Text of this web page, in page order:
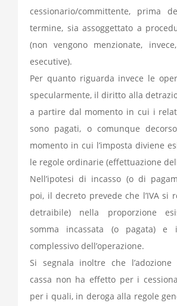
cessionario/committente, prima
termine, sia assoggettato a
(non vengono menzionate,
esecutive).
Per quanto riguarda invece le
specularmente, il diritto alla
a partire dal momento in cui i
sono pagati, o comunque
momento in cui l’imposta diviene
le regole ordinarie (effettuazione
Nell’ipotesi di incasso (o di
poi, il decreto prevede che l’IVA si
detraibile) nella proporzione
somma incassata (o pagata) e
complessivo dell’operazione.
Si segnala inoltre che
cassa non ha effetto per i
per i quali, in deroga alla regole